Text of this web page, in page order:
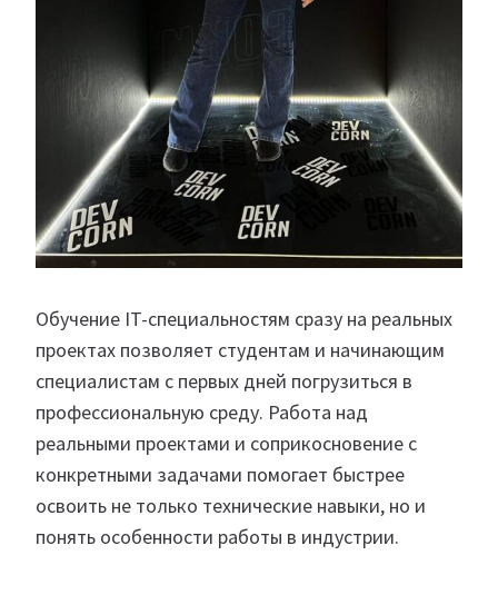
Обучение IT-специальностям сразу на реальных
проектах позволяет студентам и начинающим
специалистам с первых дней погрузиться в
профессиональную среду. Работа над
реальными проектами и соприкосновение с
конкретными задачами помогает быстрее
освоить не только технические навыки, но и
понять особенности работы в индустрии.